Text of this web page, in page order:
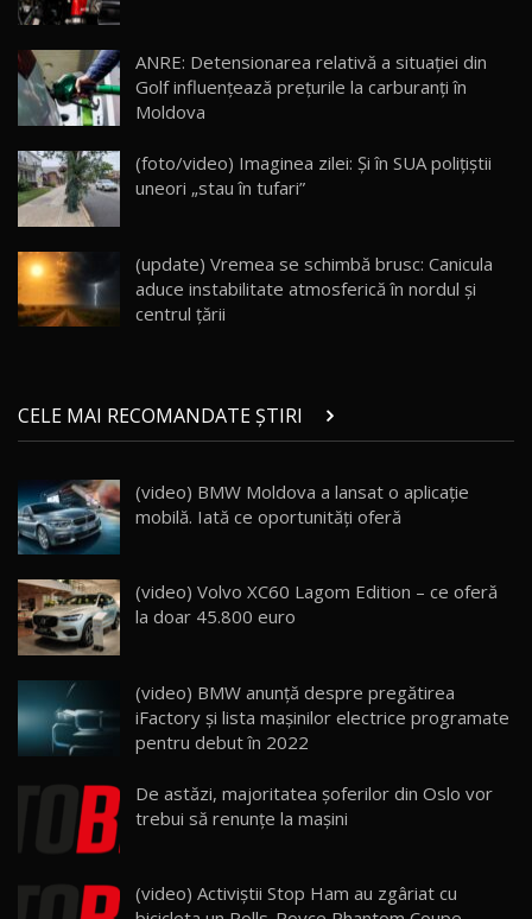
17 20:06
30:08
AutoBlog.MD
23:36
20
Noul ZEEKR 7X / Test Drive AutoBlog.MD
29:08
21
Micul BYD Dolphin Surf / Test Drive
AutoBlog.MD
16:59
22
Noua Mazda 6e / Test Drive AutoBlog.MD
26:59
23
Lynk & Co 01 / Test Drive AutoBlog.MD
25:19
ZEEKR 009: Cel mai Performant și Confortabil
Van Electric Testat în Moldova / AutoBlog.MD
26:38
mai Exclusiv și Puternic Defender Testat în
Moldova
32:21
AutoBlog.MD
10:57
ANRE: Detensionarea relativă a situației din
Golf influențează prețurile la carburanți în
Moldova
(foto/video) Imaginea zilei: Și în SUA polițiștii
uneori „stau în tufari”
(update) Vremea se schimbă brusc: Canicula
aduce instabilitate atmosferică în nordul și
centrul țării
CELE MAI RECOMANDATE ȘTIRI
(video) BMW Moldova a lansat o aplicaţie
mobilă. Iată ce oportunităţi oferă
(video) Volvo XC60 Lagom Edition – ce oferă
la doar 45.800 euro
(video) BMW anunţă despre pregătirea
iFactory şi lista maşinilor electrice programate
pentru debut în 2022
De astăzi, majoritatea şoferilor din Oslo vor
trebui să renunţe la maşini
(video) Activiștii Stop Ham au zgâriat cu